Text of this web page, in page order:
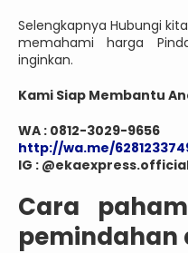
Selengkapnya Hubungi
memahami harga
inginkan.
Kami Siap Membantu
WA : 0812-3029-9656
http://wa.me/
IG :
Cara
pemindahan